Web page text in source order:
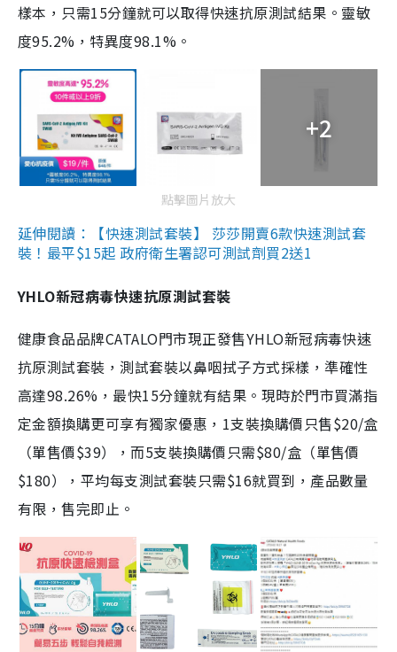
樣本，只需15分鐘就可以取得快速抗原測試結果。靈敏
度95.2%，特異度98.1%。
+2
點擊圖片放大
延伸閱讀：【快速測試套裝】 莎莎開賣6款快速測試套
裝！最平$15起 政府衛生署認可測試劑買2送1
YHLO新冠病毒快速抗原測試套裝
健康食品品牌CATALO門市現正發售YHLO新冠病毒快速
抗原測試套裝，測試套裝以鼻咽拭子方式採樣，準確性
高達98.26%，最快15分鐘就有結果。現時於門市買滿指
定金額換購更可享有獨家優惠，1支裝換購價只售$20/盒
（單售價$39），而5支裝換購價只需$80/盒（單售價
$180），平均每支測試套裝只需$16就買到，產品數量
有限，售完即止。